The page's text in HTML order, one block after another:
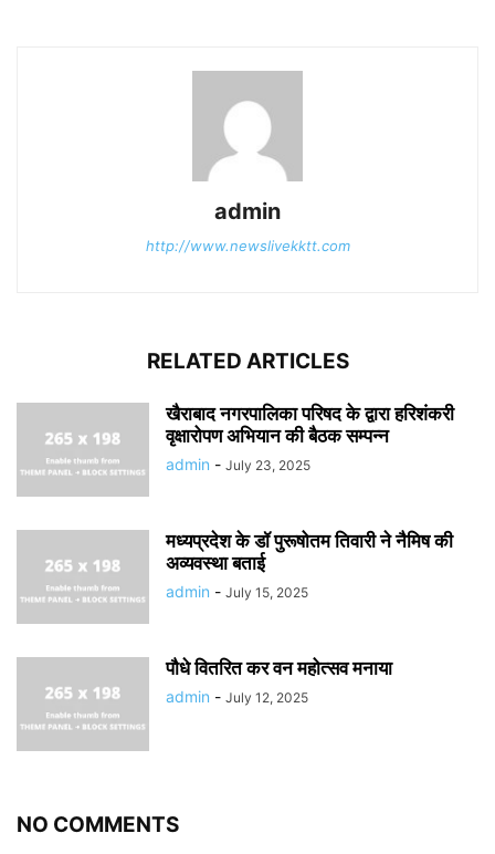
admin
http://www.newslivekktt.com
RELATED ARTICLES
खैराबाद नगरपालिका परिषद के द्वारा हरिशंकरी
वृक्षारोपण अभियान की बैठक सम्पन्न
admin - July 23, 2025
मध्यप्रदेश के डॉ पुरूषोतम तिवारी ने नैमिष की
अव्यवस्था बताई
admin - July 15, 2025
पौधे वितरित कर वन महोत्सव मनाया
admin - July 12, 2025
NO COMMENTS